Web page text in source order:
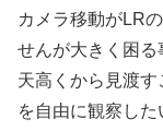
カメラ移動がLR
せんが大きく困
天高くから見渡
を自由に観察した